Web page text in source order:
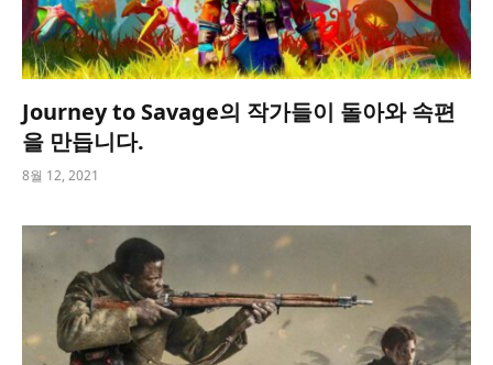
Journey to Savage의 작가들이 돌아와 속편
을 만듭니다.
8월 12, 2021